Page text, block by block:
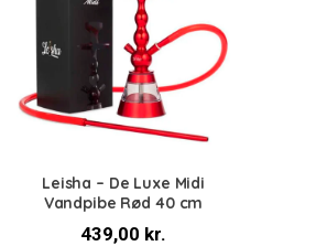
Leisha – De Luxe Midi
Vandpibe Rød 40 cm
439,00 kr.